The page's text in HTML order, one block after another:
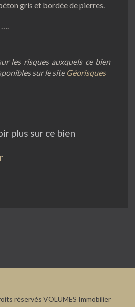
gris et bordée de pierres.
….
les risques auxquels ce bien
sur le site Géorisques
plus sur ce bien
réservés VOLUMES Immobilier